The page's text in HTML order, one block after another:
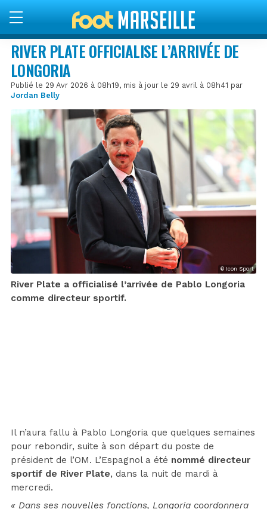
RIVER PLATE OFFICIALISE L’ARRIVÉE DE
LONGORIA
Publié le 29 Avr 2026 à 08h19, mis à jour le 29 avril à 08h41 par
Jordan Belly
© Icon Sport
River Plate a officialisé l’arrivée de Pablo Longoria
comme directeur sportif.
Il n’aura fallu à Pablo Longoria que quelques semaines
pour rebondir, suite à son départ du poste de
président de l’OM. L’Espagnol a été nommé directeur
sportif de River Plate, dans la nuit de mardi à
mercredi.
« Dans ses nouvelles fonctions, Longoria coordonnera